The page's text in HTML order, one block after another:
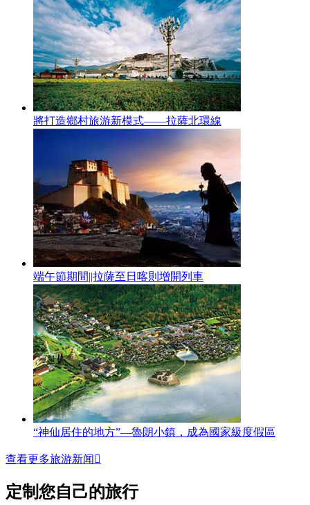
將打造鄉村旅游新模式——拉薩北環線
端午節期間||拉薩至日喀則增開列車
“神仙居住的地方”—魯朗小鎮，成為國家級度假區
查看更多旅游新闻 
定制您自己的旅行